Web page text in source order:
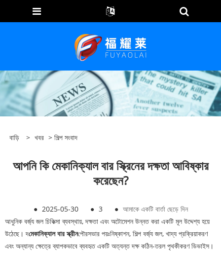
বাড়ি > খবর > শিল্প সংবাদ
আপনি কি মেকানিক্যাল বার স্ক্রিনের দক্ষতা আবিষ্কার
করেছেন?
● 2025-05-30 ● 3 ● আমাকে একটি বার্তা ছেড়ে দিন
আধুনিক বর্জ্য জল চিকিত্সা ব্যবস্থায়, দক্ষতা এবং অটোমেশন উন্নত করা একটি মূল উদ্দেশ্য হয়ে
উঠেছে। দমেকানিক্যাল বার স্ক্রীনপৌরসভার পয়ঃনিষ্কাশন, শিল্প বর্জ্য জল, খাদ্য প্রক্রিয়াকরণ
এবং অন্যান্য ক্ষেত্রে ব্যাপকভাবে ব্যবহৃত একটি অত্যন্ত দক্ষ কঠিন-তরল পৃথকীকরণ ডিভাইস।